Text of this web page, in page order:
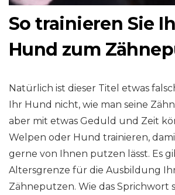
So trainieren Sie
Hund zum
Natürlich ist dieser Titel etwas
Ihr Hund nicht, wie man seine
aber mit etwas Geduld und Zeit
Welpen oder Hund trainieren,
gerne von Ihnen putzen lässt. Es
Altersgrenze für die Ausbildung
Zähneputzen. Wie das Sprichwort